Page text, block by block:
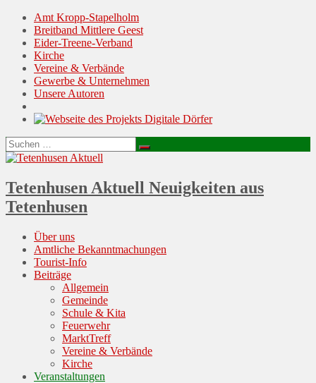
Amt Kropp-Stapelholm
Breitband Mittlere Geest
Eider-Treene-Verband
Kirche
Vereine & Verbände
Gewerbe & Unternehmen
Unsere Autoren
Suchen
nach:
Suchen
Tetenhusen Aktuell Neuigkeiten aus
Tetenhusen
Menu
Skip
content
Über uns
Amtliche Bekanntmachungen
Tourist-Info
Beiträge
Allgemein
Gemeinde
Schule & Kita
Feuerwehr
MarktTreff
Vereine & Verbände
Kirche
Veranstaltungen